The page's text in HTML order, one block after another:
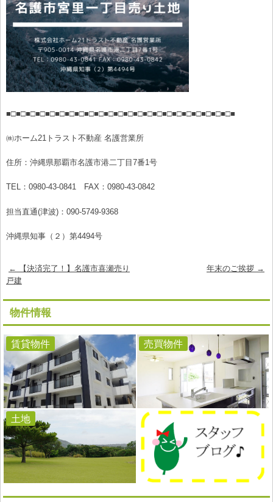
■□■□■□■□■□■□■□■□■□■□■□■□■□■□■□■□■□■□■□■□■□■□■□■
㈱ホーム21トラスト不動産 名護営業所
住所：沖縄県那覇市名護市港二丁目7番1号
TEL：0980-43-0841 FAX：0980-43-0842
担当直通(津波)：090-5749-9368
沖縄県知事（２）第4494号
Post
navigation
←
【決済完了！】名護市喜瀬売り
戸建
年末のご挨拶 →
物件情報
賃貸物件 売買物件
土地